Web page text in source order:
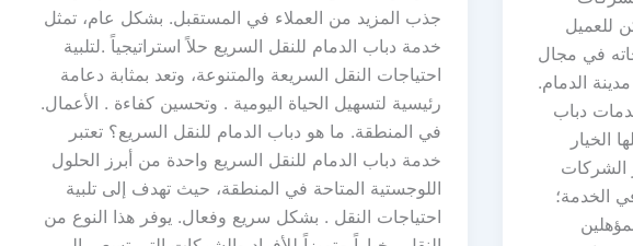
للعميل
في مجال
الدمام.
دباب
الخيار
الشركات
الخدمة؛
جذب المزيد من العملاء في المستقبل. بشكل عام، تمثل
خدمة دباب الدمام للنقل السريع حلاً استراتيجياً .لتلبية
احتياجات النقل السريعة والمتنوعة، وتعد بمثابة دعامة
رئيسية لتسهيل الحياة اليومية . وتحسين كفاءة . الأعمال.
في المنطقة. ما هو دباب الدمام للنقل السريع؟ تعتبر
خدمة دباب الدمام للنقل السريع واحدة من أبرز الحلول
اللوجستية المتاحة في المنطقة، حيث تهدف إلى تلبية
احتياجات النقل . بشكل سريع وفعال. يوفر هذا النوع من